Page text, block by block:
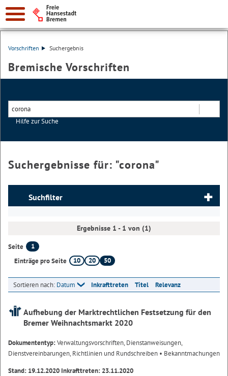
Vorschriften Suchergebnis
Bremische Vorschriften
Hilfe zur Suche
Suchergebnisse für: "corona"
Suchfilter
Ergebnisse 1 - 1 von (1)
Seite
1
Einträge pro Seite
10 20 50
Sortieren nach: Datum Inkrafttreten Titel Relevanz
Aufhebung der Marktrechtlichen Festsetzung für den
Bremer Weihnachtsmarkt 2020
Dokumententyp:Verwaltungsvorschriften, Dienstanweisungen,
Dienstvereinbarungen, Richtlinien und Rundschreiben • Bekanntmachungen
Stand: 19.12.2020 Inkrafttreten: 23.11.2020